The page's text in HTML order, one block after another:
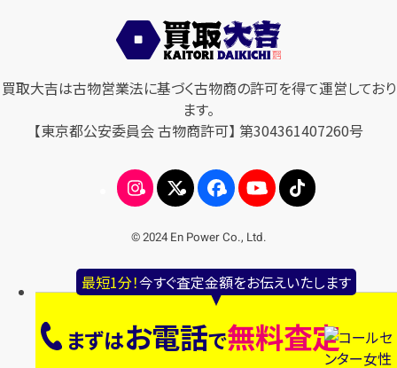
最短1分！今すぐ査定金額をお伝えいたします
まずはお電話で無料査定
買取大吉は古物営業法に基づく古物商の許可を得て運営しており
ます。
【東京都公安委員会 古物商許可】 第304361407260号
© 2024 En Power Co., Ltd.